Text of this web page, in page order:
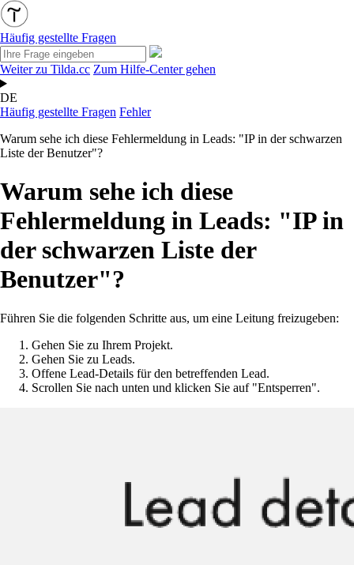
Häufig gestellte Fragen
Weiter zu Tilda.cc Zum Hilfe-Center gehen
DE
Häufig gestellte Fragen Fehler
Warum sehe ich diese Fehlermeldung in Leads: "IP in der schwarzen
Liste der Benutzer"?
Warum sehe ich diese
Fehlermeldung in Leads: "IP in
der schwarzen Liste der
Benutzer"?
Führen Sie die folgenden Schritte aus, um eine Leitung freizugeben:
Gehen Sie zu Ihrem Projekt.
Gehen Sie zu Leads.
Offene Lead-Details für den betreffenden Lead.
Scrollen Sie nach unten und klicken Sie auf "Entsperren".